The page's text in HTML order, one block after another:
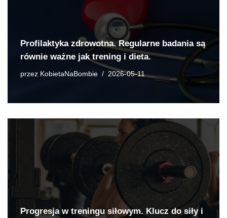
Profilaktyka zdrowotna. Regularne badania są
równie ważne jak trening i dieta.
przez KobietaNaBombie 2026-05-11
Progresja w treningu siłowym. Klucz do siły i